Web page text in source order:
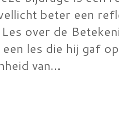
beter een
over de
les die hij gaf
van…